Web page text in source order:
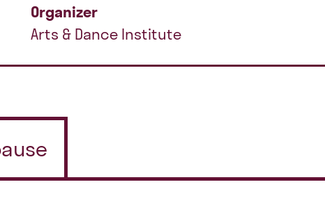
Organizer
Arts & Dance Institute